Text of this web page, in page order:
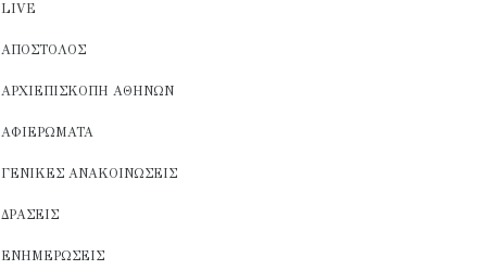
LIVE
ΑΠΌΣΤΟΛΟΣ
ΑΡΧΙΕΠΙΣΚΟΠΉ ΑΘΗΝΏΝ
ΑΦΙΕΡΏΜΑΤΑ
ΓΕΝΙΚΈΣ ΑΝΑΚΟΙΝΏΣΕΙΣ
ΔΡΆΣΕΙΣ
ΕΝΗΜΕΡΏΣΕΙΣ